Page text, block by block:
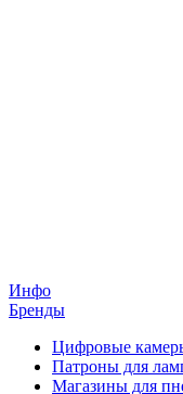
Инфо
Бренды
Цифровые
Патроны для
Магазины для